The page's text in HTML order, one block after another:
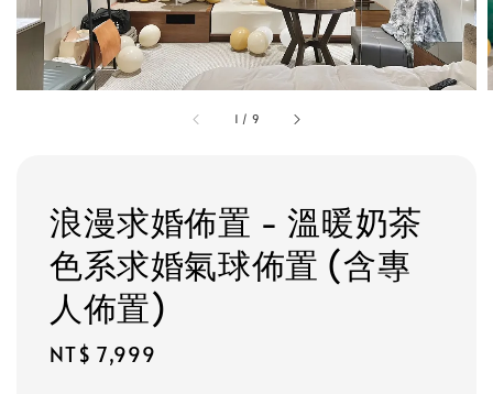
1 / 9
浪漫求婚佈置 - 溫暖奶茶
色系求婚氣球佈置 (含專
人佈置)
Regular
NT$ 7,999